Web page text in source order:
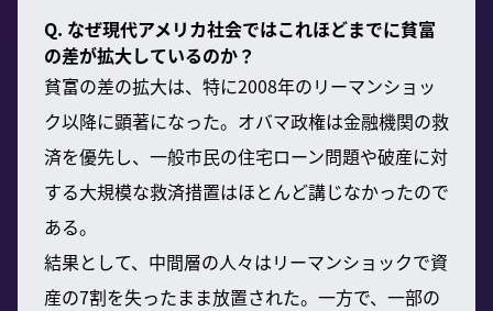
Q. なぜ現代アメリカ社会ではこれほどまでに貧富
の差が拡大しているのか？
貧富の差の拡大は、特に2008年のリーマンショッ
ク以降に顕著になった。オバマ政権は金融機関の救
済を優先し、一般市民の住宅ローン問題や破産に対
する大規模な救済措置はほとんど講じなかったので
ある。
結果として、中間層の人々はリーマンショックで資
産の7割を失ったまま放置された。一方で、一部の